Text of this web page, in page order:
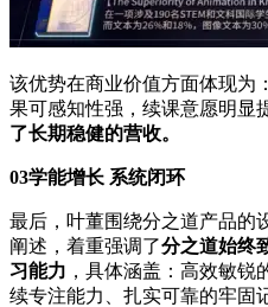
该优势在商业价值方面体现为
果可感知性强，续课意愿明显
了长期稳健的营收。
03学能增长 系统闭环
最后，叶董围绕分之道产品的
阐述，着重强调了分之道始终
习能力 ，具体涵盖：高效敏
续专注能力、扎实可靠的牢固